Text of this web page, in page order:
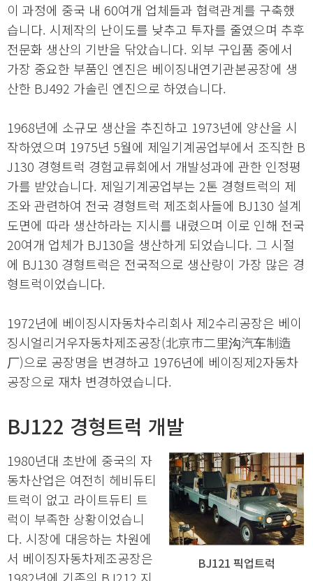
이 과정에 중국 내 60여개 업체들과 협력관계를 구축했
습니다. 시제작의 난이도를 낮추고 투자를 줄였으며 추후
전문화 생산의 기반을 닦았습니다. 외부 구입품 중에서
가장 중요한 부품인 엔진은 베이징내연기관본공장에 생
산한 BJ492 가솔린 엔진으로 하였습니다.
1968년에 소규모 생산을 추진하고 1973년에 양산을 시
작하였으며 1975년 5월에 제일기계공업부에서 조직한 B
J130 경형트럭 경험교류회에서 개발성과에 관한 인정평
가를 받았습니다. 제일기계공업부는 2톤 경형트럭의 제
조와 관련하여 전국 경형트럭 제조회사들에 BJ130 설계
도면에 따라 생산하라는 지시를 내렸으며 이로 인해 전국
20여개 업체가 BJ130을 생산하게 되었습니다. 그 시절
에 BJ130 경형트럭은 전국적으로 생산량이 가장 많은 경
형트럭이었습니다.
1972년에 베이징시자동차수리회사 제2수리공장은 베이
징시얼리거우자동차제조공장(北京市二里沟汽车制造
厂)으로 공장명을 변경하고 1976년에 베이징제2자동차
공장으로 재차 변경하였습니다.
BJ122 경형트럭 개발
BJ121 픽업트럭
1980년대 초반에 중국의 자
동차산업은 여전히 헤비듀티
트럭이 없고 라이트듀티 트
럭이 부족한 상황이었습니
다. 시장에 대응하는 차원에
서 베이징자동차제조공장은